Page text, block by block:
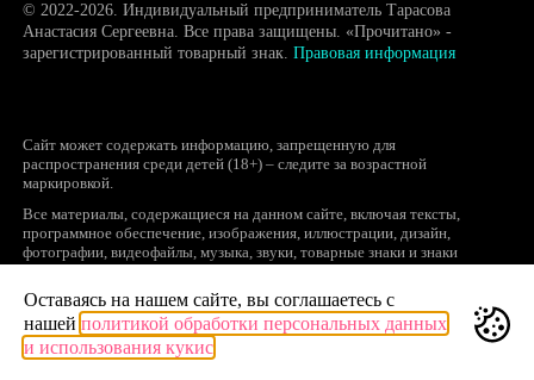
© 2022-2026. Индивидуальный предприниматель Тарасова
Анастасия Сергеевна. Все права защищены. «Прочитано» -
зарегистрированный товарный знак. Правовая информация
Сайт может содержать информацию, запрещенную для
распространения среди детей (18+) – следите за возрастной
маркировкой.
Все материалы, содержащиеся на данном сайте, включая тексты,
программное обеспечение, изображения, иллюстрации, дизайн,
фотографии, видеофайлы, музыка, звуки, товарные знаки и знаки
объектами интеллектуальной собственности, исключительные права на
использование которых принадлежат правообладателям.
Запрещается полное или частичное копирование и распространение (в
том числе, путем воспроизведения и размещения на других сайтах и
Оставаясь на нашем сайте, вы соглашаетесь с
нашей политикой обработки персональных данных
и использования кукис